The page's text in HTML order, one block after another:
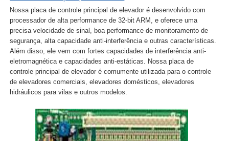
Nossa placa de controle principal de elevador é desenvolvido com
processador de alta performance de 32-bit ARM, e oferece uma
precisa velocidade de sinal, boa performance de monitoramento de
segurança, alta capacidade anti-interferência e outras características.
Além disso, ele vem com fortes capacidades de interferência anti-
eletromagnética e capacidades anti-estáticas. Nossa placa de
controle principal de elevador é comumente utilizada para o controle
de elevadores comerciais, elevadores domésticos, elevadores
hidráulicos para vilas e outros modelos.